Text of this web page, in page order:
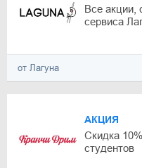
Все акции,
сервиса
от Лагуна
АКЦИЯ
Скидка
студентов